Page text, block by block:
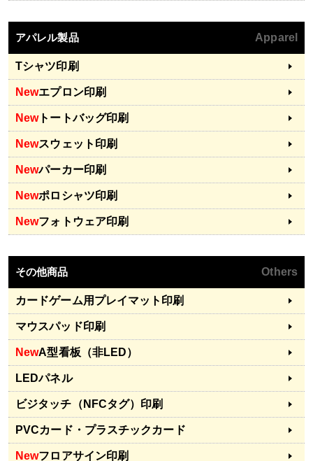
アパレル製品 Apparel
Tシャツ印刷
Newエプロン印刷
Newトートバッグ印刷
Newスウェット印刷
Newパーカー印刷
Newポロシャツ印刷
Newフォトウェア印刷
その他商品 Others
カードゲーム用プレイマット印刷
マウスパッド印刷
NewA型看板（非LED）
LEDパネル
ビジタッチ（NFCタグ）印刷
PVCカード・プラスチックカード
Newフロアサイン印刷